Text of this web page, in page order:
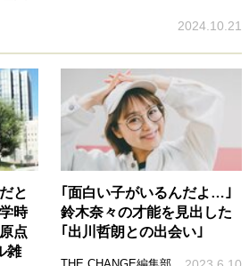
2024.10.21
と
時
点
雑
｢面白い子がいるんだよ…｣
鈴木奈々の才能を見出した
｢出川哲朗との出会い｣